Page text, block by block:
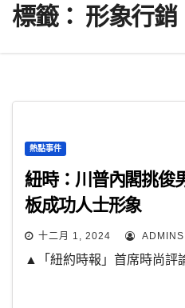
標籤： 形象行銷
熱點事件
紐時：川普內閣挑
板成功人士形象
十二月 1, 2024 ADMINS
▲「紐約時報」首席時尚評